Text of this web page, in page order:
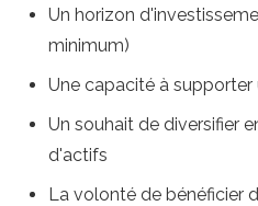
Un horizon
minimum)
Une capacité à
Un souhait de diversifier
d'actifs
La volonté de bénéficier